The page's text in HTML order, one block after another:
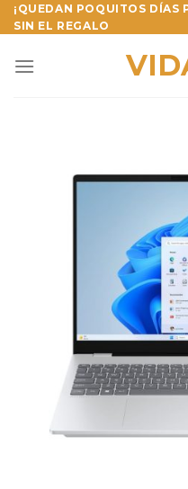
Skip
to
¡QUEDAN POQUITOS DÍAS
SIN EL REGALO